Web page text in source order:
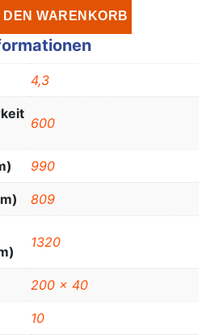
DEN WARENKORB
4,3
600
990
809
1320
200 x 40
10